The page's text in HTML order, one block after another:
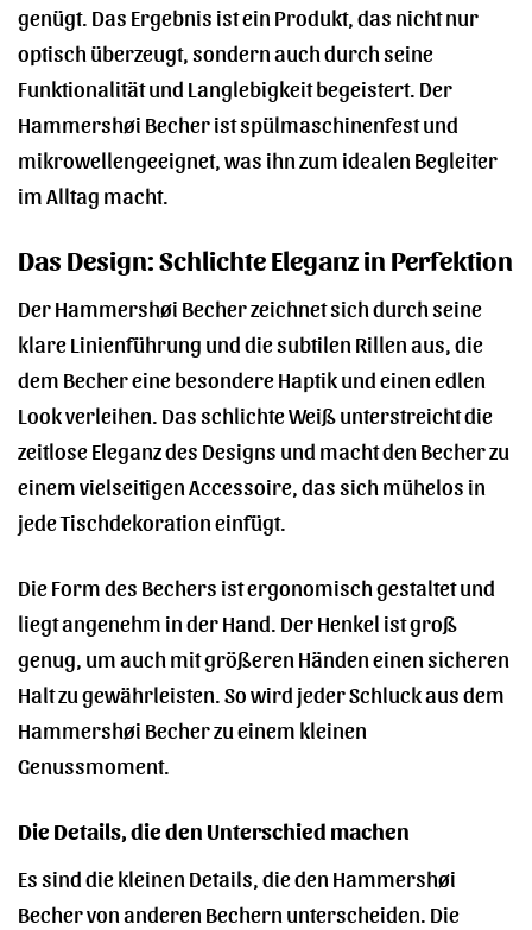
genügt. Das Ergebnis ist ein Produkt, das nicht nur
optisch überzeugt, sondern auch durch seine
Funktionalität und Langlebigkeit begeistert. Der
Hammershøi Becher ist spülmaschinenfest und
mikrowellengeeignet, was ihn zum idealen Begleiter
im Alltag macht.
Das Design: Schlichte Eleganz in Perfektion
Der Hammershøi Becher zeichnet sich durch seine
klare Linienführung und die subtilen Rillen aus, die
dem Becher eine besondere Haptik und einen edlen
Look verleihen. Das schlichte Weiß unterstreicht die
zeitlose Eleganz des Designs und macht den Becher zu
einem vielseitigen Accessoire, das sich mühelos in
jede Tischdekoration einfügt.
Die Form des Bechers ist ergonomisch gestaltet und
liegt angenehm in der Hand. Der Henkel ist groß
genug, um auch mit größeren Händen einen sicheren
Halt zu gewährleisten. So wird jeder Schluck aus dem
Hammershøi Becher zu einem kleinen
Genussmoment.
Die Details, die den Unterschied machen
Es sind die kleinen Details, die den Hammershøi
Becher von anderen Bechern unterscheiden. Die